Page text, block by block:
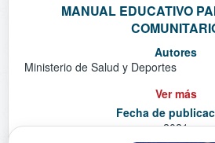
MANUAL EDUCATIVO
Autores
Ministerio de Salud y Deportes
Ver más
Fecha de
2021